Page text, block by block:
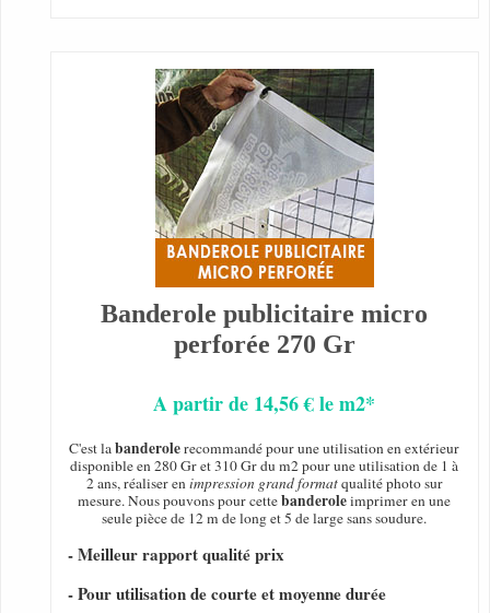
Banderole publicitaire micro
perforée 270 Gr
A partir de 14,56 € le m2*
C'est labanderolerecommandé pour une utilisation en extérieur
disponible en 280 Gr et 310 Gr du m2 pour une utilisation de 1 à
2 ans, réaliser enimpression grand formatqualité photo sur
mesure. Nous pouvons pour cettebanderoleimprimer en une
seule pièce de 12 m de long et 5 de large sans soudure.
- Meilleur rapport qualité prix
- Pour utilisation de courte et moyenne durée